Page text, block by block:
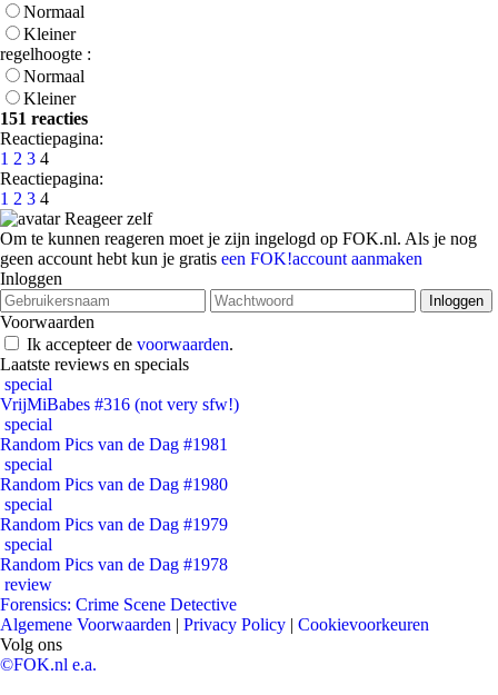
Normaal
Kleiner
regelhoogte :
Normaal
Kleiner
151 reacties
Reactiepagina:
1 2 3 4
Reactiepagina:
1 2 3 4
Reageer zelf
Om te kunnen reageren moet je zijn ingelogd op FOK.nl. Als je nog
geen account hebt kun je gratis een FOK!account aanmaken
Inloggen
Voorwaarden
Ik accepteer de voorwaarden.
Laatste reviews en specials
special
VrijMiBabes #316 (not very sfw!)
special
Random Pics van de Dag #1981
special
Random Pics van de Dag #1980
special
Random Pics van de Dag #1979
special
Random Pics van de Dag #1978
review
Forensics: Crime Scene Detective
Algemene Voorwaarden | Privacy Policy | Cookievoorkeuren
Volg ons
©FOK.nl e.a.